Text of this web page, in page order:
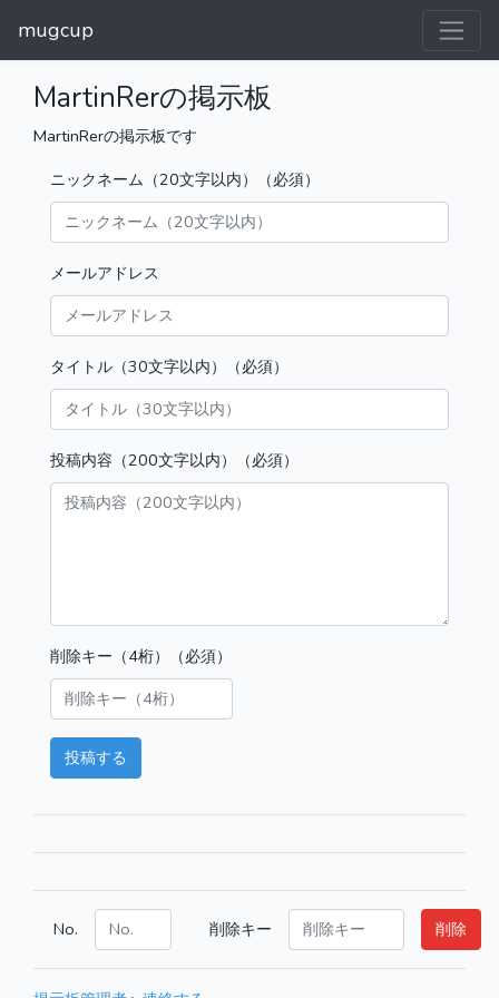
mugcup
MartinRerの掲示板
MartinRerの掲示板です
ニックネーム（20文字以内）（必須）
メールアドレス
タイトル（30文字以内）（必須）
投稿内容（200文字以内）（必須）
削除キー（4桁）（必須）
投稿する
No. 削除キー 削除